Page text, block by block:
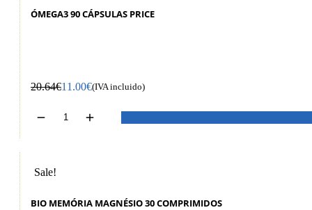
ÓMEGA3 90 CÁPSULAS PRICE
20.64€11.00€(IVA incluido)
Sale!
BIO MEMÓRIA MAGNÉSIO 30 COMPRIMIDOS